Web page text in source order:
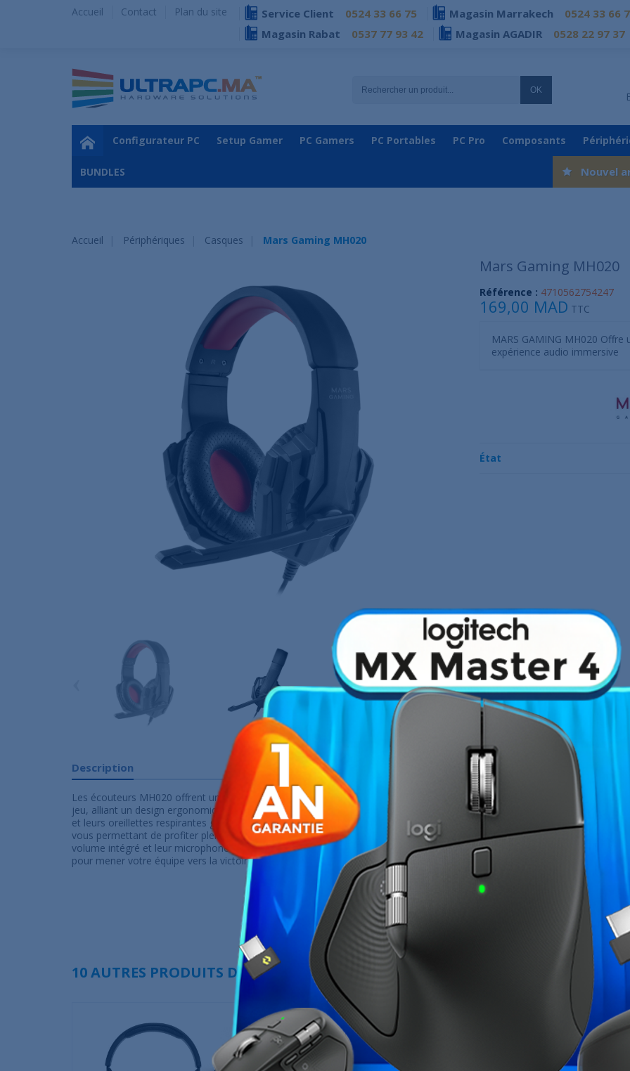
Accueil Contact Plan du site Service Client 0524 33 66 75 Magasin Marrakech 0524 33 66
Magasin Rabat
0537 77 93 42 Magasin AGADIR 0528 22 97 37
OK
Nouvel
Configurateur PC Setup Gamer PC Gamers PC Portables PC Pro Composants
BUNDLES
Accueil Périphériques Casques Mars Gaming MH020
›
Mars Gaming MH020
Référence : 4710562754247
169,00 MAD TTC
MARS GAMING MH020
expérience audio immersive
État
Description
Les écouteurs MH020 offrent une expérience sonore optimale pour vos sessions de
jeu, alliant un design ergonomique à un confort exceptionnel. Leur arceau rembourré
et leurs oreillettes respirantes garantissent une immersion totale dans le gameplay,
vous permettant de profiter pleinement de chaque instant. Avec leur contrôle de
volume intégré et leur microphone pliable, les MH020 sont les compagnons idéaux
pour mener votre équipe vers la victoire.
Fiche technique
Sans-fil
Longueur du câble
Contrôle du volume
Marque
Références spécifiques
10 AUTRES PRODUITS DANS LA MÊME CATÉGORIE :